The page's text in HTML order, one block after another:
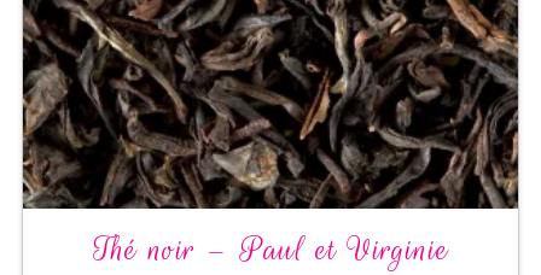
Thé noir – Paul et Virginie